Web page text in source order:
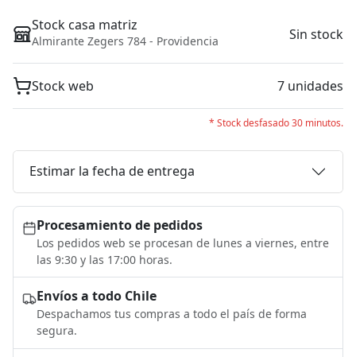
Stock casa matriz
Almirante Zegers 784 - Providencia Sin stock
Stock web 7 unidades
* Stock desfasado 30 minutos.
Estimar la fecha de entrega
Procesamiento de pedidos
Los pedidos web se procesan de lunes a viernes, entre
las 9:30 y las 17:00 horas.
Envíos a todo Chile
Despachamos tus compras a todo el país de forma
segura.